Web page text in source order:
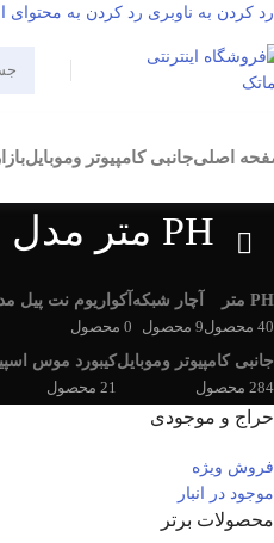
رد کردن به ناوبری رد کردن به محتوای
اصلیجانبی کامپیوتر وموبایل
PH متر مدل NETPIL YY-400
PH متر
40 محصول
آچار شبکه
9 محصول
آکواریوم نت پیل مدل 1200- حجم 1.2
0 محصول
جانبی کامپیوتر وموبایل
284 محصول
کیبورد موس
21 محصول
حراج و موجودی
فروش ویژه
موجود در انبار
محصولات برتر